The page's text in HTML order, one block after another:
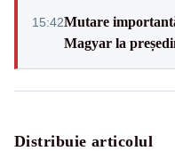
15:42Mutare
Magyar la
Distribuie articolul